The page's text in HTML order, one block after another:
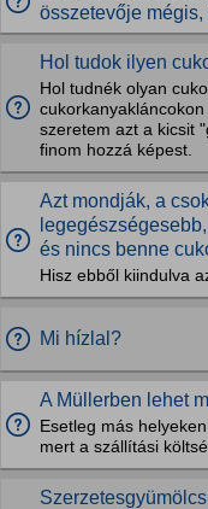
összetevője
Hol tudok ilyen
Hol tudnék olyan
szeretem azt a kicsit
finom hozzá képest.
Azt mondják, a
és nincs benne
Hisz ebből kiindulva
Mi hízlal?
A Müllerben lehet
Esetleg más
mert a szállítási